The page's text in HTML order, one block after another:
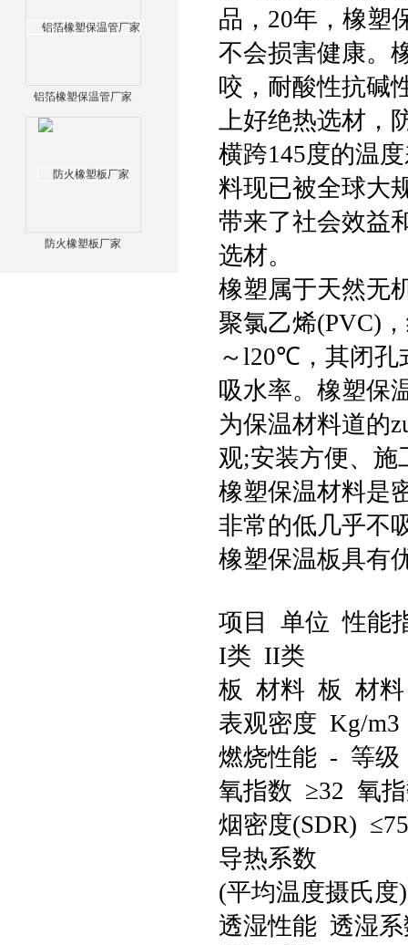
铝箔橡塑保温管厂家
防火橡塑板厂家
品，20年，橡塑
不会损害健康。
咬，耐酸性抗碱
上好绝热选材，
横跨145度的温
料现已被全球大
带来了社会效益
选材。
橡塑属于天然无
聚氯乙烯(PVC)
～l20℃，其闭孔
吸水率。橡塑保
为保温材料道的
观;安装方便、施
橡塑保温材料是
非常的低几乎不
橡塑保温板具有
项目 单位 性能
I类 II类
板 材料 板 材料
表观密度 Kg/
燃烧性能 - 等
氧指数 ≥32 氧
烟密度(SDR)
导热系数
(平均温度摄氏
透湿性能 透湿